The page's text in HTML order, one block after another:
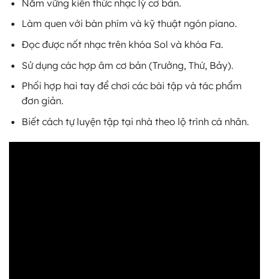
Nắm vững kiến thức nhạc lý cơ bản.
Làm quen với bàn phím và kỹ thuật ngón piano.
Đọc được nốt nhạc trên khóa Sol và khóa Fa.
Sử dụng các hợp âm cơ bản (Trưởng, Thứ, Bảy).
Phối hợp hai tay để chơi các bài tập và tác phẩm
đơn giản.
Biết cách tự luyện tập tại nhà theo lộ trình cá nhân.